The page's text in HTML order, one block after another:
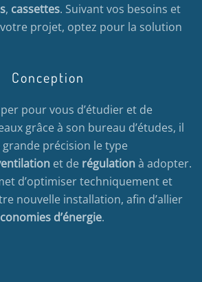
, cassettes. Suivant vos besoins et
projet, optez pour la solution
Conception
pour vous d’étudier et de
grâce à son bureau d’études, il
précision le type
et de régulationà adopter.
d’optimiser techniquement et
nouvelle installation, afin d’allier
d’énergie.